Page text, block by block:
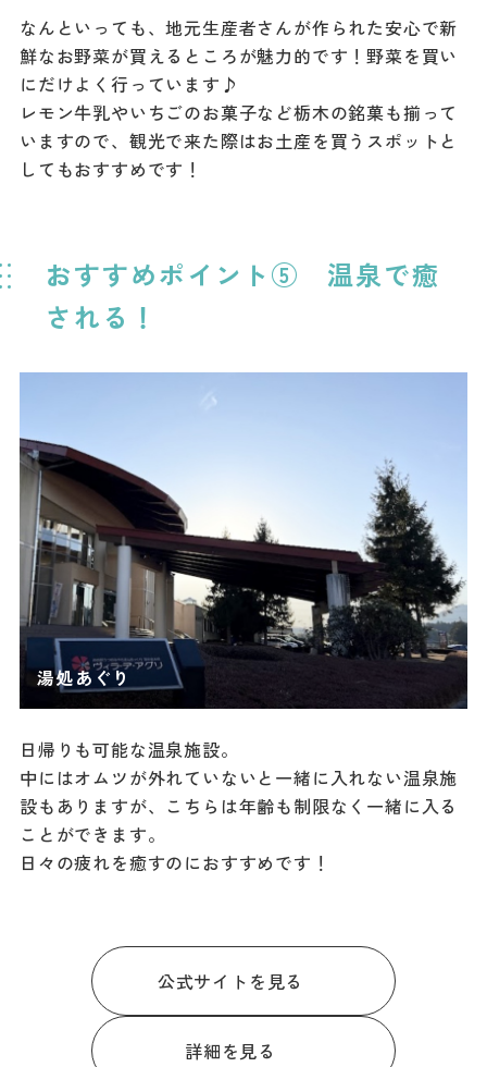
なんといっても、地元生産者さんが作られた安心で新
鮮なお野菜が買えるところが魅力的です！野菜を買い
にだけよく行っています♪
レモン牛乳やいちごのお菓子など栃木の銘菓も揃って
いますので、観光で来た際はお土産を買うスポットと
してもおすすめです！
おすすめポイント⑤ 温泉で癒
される！
日帰りも可能な温泉施設。
中にはオムツが外れていないと一緒に入れない温泉施
設もありますが、こちらは年齢も制限なく一緒に入る
ことができます。
日々の疲れを癒すのにおすすめです！
公式サイトを見る
詳細を見る